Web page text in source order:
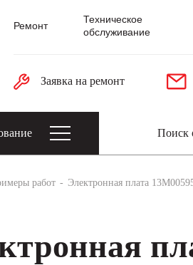
Ремонт
Техническое
обслуживание
Заявка на ремонт
работ Электронная плата